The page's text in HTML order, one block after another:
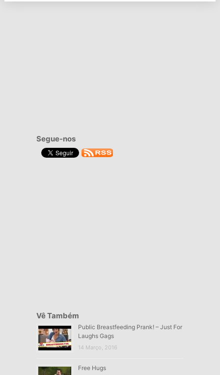
Segue-nos
Vê Também
Public Breastfeeding Prank! – Just For
Laughs Gags
14 Março, 2016
Free Hugs